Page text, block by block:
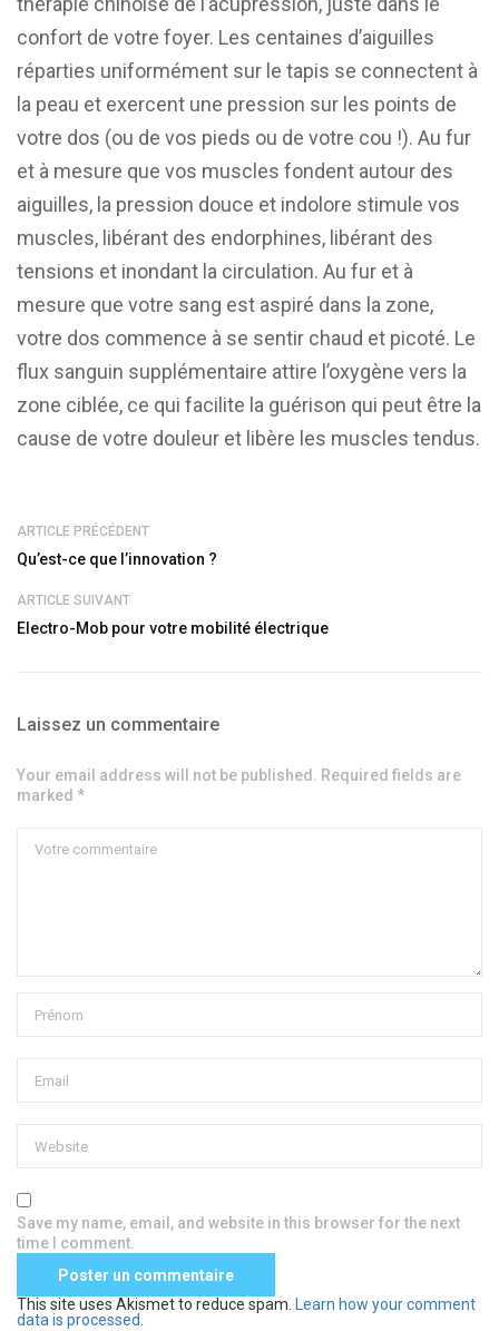
confort de votre foyer. Les centaines d’aiguilles
réparties uniformément sur le tapis se connectent à
la peau et exercent une pression sur les points de
votre dos (ou de vos pieds ou de votre cou !). Au fur
et à mesure que vos muscles fondent autour des
aiguilles, la pression douce et indolore stimule vos
muscles, libérant des endorphines, libérant des
tensions et inondant la circulation. Au fur et à
mesure que votre sang est aspiré dans la zone,
votre dos commence à se sentir chaud et picoté. Le
flux sanguin supplémentaire attire l’oxygène vers la
zone ciblée, ce qui facilite la guérison qui peut être la
cause de votre douleur et libère les muscles tendus.
ARTICLE PRÉCÉDENT
Qu’est-ce que l’innovation ?
ARTICLE SUIVANT
Electro-Mob pour votre mobilité électrique
Laissez un commentaire
Your email address will not be published. Required fields are
marked *
Save my name, email, and website in this browser for the next
time I comment.
This site uses Akismet to reduce spam. Learn how your comment
data is processed.